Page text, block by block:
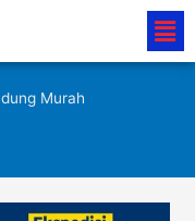
Murah